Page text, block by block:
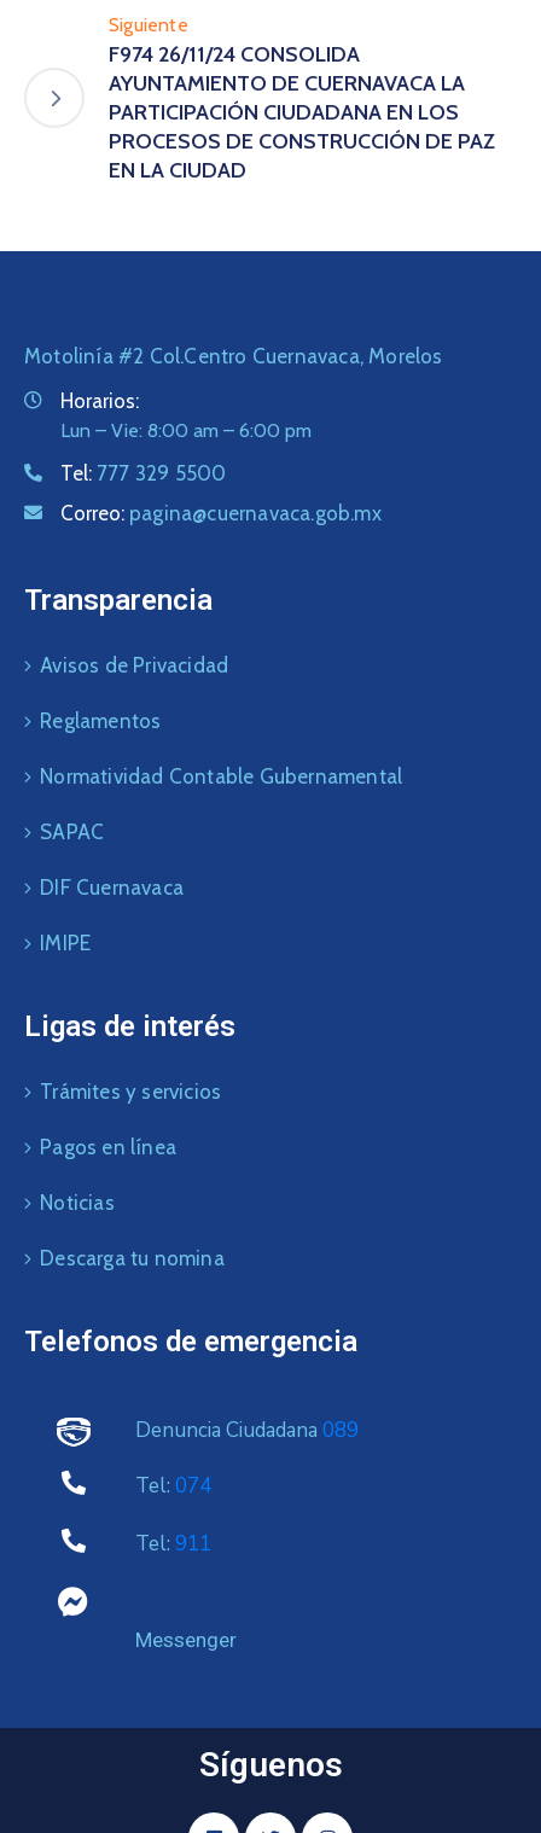
Siguiente
F974 26/11/24 CONSOLIDA
AYUNTAMIENTO DE CUERNAVACA LA
PARTICIPACIÓN CIUDADANA EN LOS
PROCESOS DE CONSTRUCCIÓN DE PAZ
EN LA CIUDAD
Motolinía #2 Col.Centro Cuernavaca, Morelos
Horarios:
Lun – Vie: 8:00 am – 6:00 pm
Tel: 777 329 5500
Correo: pagina@cuernavaca.gob.mx
Transparencia
Avisos de Privacidad
Reglamentos
Normatividad Contable Gubernamental
SAPAC
DIF Cuernavaca
IMIPE
Ligas de interés
Trámites y servicios
Pagos en línea
Noticias
Descarga tu nomina
Telefonos de emergencia
Denuncia Ciudadana 089
Tel: 074
Tel: 911
Messenger
Síguenos